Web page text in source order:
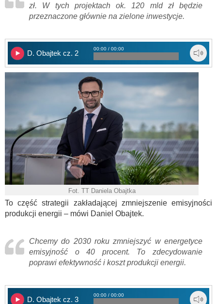
zł. W tych projektach ok. 120 mld zł będzie
przeznaczone głównie na zielone inwestycje.
D. Obajtek cz. 2
00:00 / 00:00
Fot. TT Daniela Obajtka
To część strategii zakładającej zmniejszenie emisyjności
produkcji energii – mówi Daniel Obajtek.
Chcemy do 2030 roku zmniejszyć w energetyce
emisyjność o 40 procent. To zdecydowanie
poprawi efektywność i koszt produkcji energii.
D. Obajtek cz. 3
00:00 / 00:00